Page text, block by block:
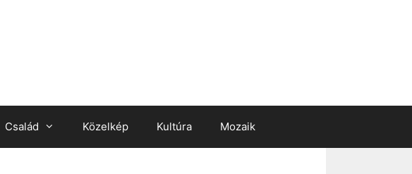
Család Közelkép Kultúra Mozaik